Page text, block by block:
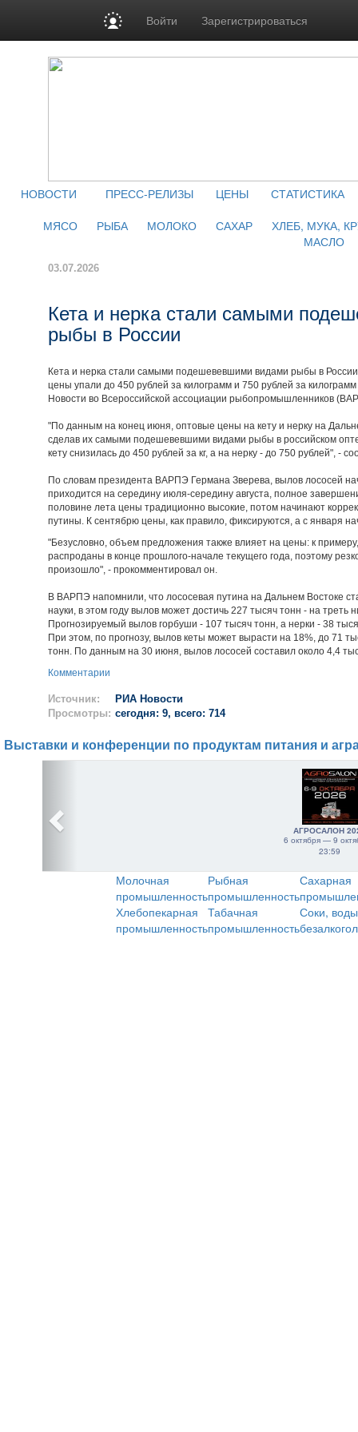
Войти Зарегистрироваться
НОВОСТИ ПРЕСС-РЕЛИЗЫ ЦЕНЫ
СТАТИСТИКА
МЯСО
РЫБА МОЛОКО САХАР
ХЛЕБ, МУКА,
МАСЛО
03.07.2026
Кета и нерка стали самыми
рыбы в России
Кета и нерка стали самыми подешевевшими видами рыбы в России
цены упали до 450 рублей за килограмм и 750 рублей за
Новости во Всероссийской ассоциации рыбопромышленников
"По данным на конец июня, оптовые цены на кету и нерку на
сделав их самыми подешевевшими видами рыбы в российском
кету снизилась до 450 рублей за кг, а на нерку - до 750 рублей", -
По словам президента ВАРПЭ Германа Зверева, вылов лососей
приходится на середину июля-середину августа, полное
половине лета цены традиционно высокие, потом начинают
путины. К сентябрю цены, как правило, фиксируются, а с января
"Безусловно, объем предложения также влияет на цены: к
распроданы в конце прошлого-начале текущего года, поэтому
произошло", - прокомментировал он.
В ВАРПЭ напомнили, что лососевая путина на Дальнем Востоке
науки, в этом году вылов может достичь 227 тысяч тонн - на треть
Прогнозируемый вылов горбуши - 107 тысяч тонн, а нерки - 38
При этом, по прогнозу, вылов кеты может вырасти на 18%, до 71
тонн. По данным на 30 июня, вылов лососей составил около 4,4
Комментарии
Источник:
РИА Новости
Просмотры: сегодня: 9, всего: 714
Выставки и конференции по продуктам питания и
АГРОСАЛОН
6 октября — 9
23:59
Молочная
промышленность
Рыбная
промышленность
Сахарная
Хлебопекарная
промышленность
Табачная
промышленность
Соки,